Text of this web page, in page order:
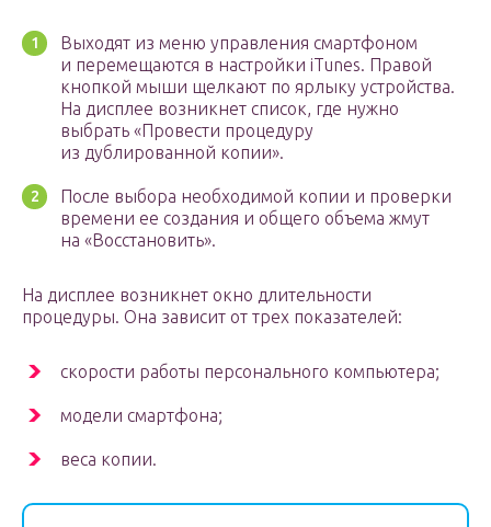
Выходят из меню управления смартфоном
и перемещаются в настройки iTunes. Правой
кнопкой мыши щелкают по ярлыку устройства.
На дисплее возникнет список, где нужно
выбрать «Провести процедуру
из дублированной копии».
После выбора необходимой копии и проверки
времени ее создания и общего объема жмут
на «Восстановить».
На дисплее возникнет окно длительности
процедуры. Она зависит от трех показателей:
скорости работы персонального компьютера;
модели смартфона;
веса копии.